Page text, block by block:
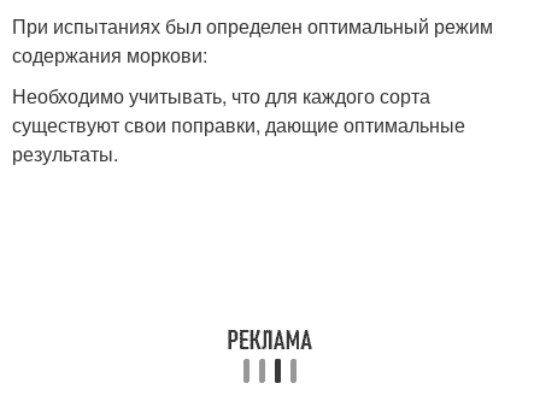
Моркови во фляге
При испытаниях был определен оптимальный режим
содержания моркови:
Необходимо учитывать, что для каждого сорта
существуют свои поправки, дающие оптимальные
результаты.